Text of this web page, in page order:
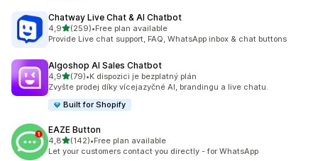
Chatway Live Chat & AI Chatbot
4,9z 5 hvězd
(259)
Celkový počet recenzí: 259
•Free plan available
Provide Live chat support, FAQ, WhatsApp inbox & chat buttons
Algoshop AI Sales Chatbot
4,9z 5 hvězd
(79)
Celkový počet recenzí: 79
•K dispozici je bezplatný plán
Zvyšte prodej díky vícejazyčné AI, brandingu a live chatu.
Built for Shopify
EAZE Button
4,8z 5 hvězd
(142)
Celkový počet recenzí: 142
•Free plan available
Let your customers contact you directly - for WhatsApp